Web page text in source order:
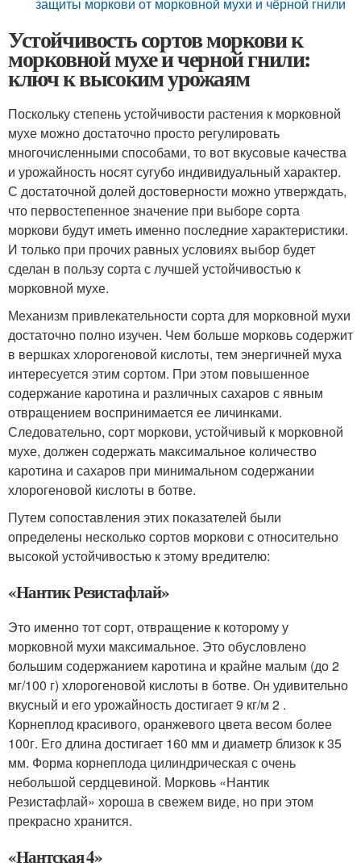
Устойчивость сортов моркови к
морковной мухе и черной гнили:
ключ к высоким урожаям
Поскольку степень устойчивости растения к морковной
мухе можно достаточно просто регулировать
многочисленными способами, то вот вкусовые качества
и урожайность носят сугубо индивидуальный характер.
С достаточной долей достоверности можно утверждать,
что первостепенное значение при выборе сорта
моркови будут иметь именно последние характеристики.
И только при прочих равных условиях выбор будет
сделан в пользу сорта с лучшей устойчивостью к
морковной мухе.
Механизм привлекательности сорта для морковной мухи
достаточно полно изучен. Чем больше морковь содержит
в вершках хлорогеновой кислоты, тем энергичней муха
интересуется этим сортом. При этом повышенное
содержание каротина и различных сахаров с явным
отвращением воспринимается ее личинками.
Следовательно, сорт моркови, устойчивый к морковной
мухе, должен содержать максимальное количество
каротина и сахаров при минимальном содержании
хлорогеновой кислоты в ботве.
Путем сопоставления этих показателей были
определены несколько сортов моркови с относительно
высокой устойчивостью к этому вредителю:
«Нантик Резистафлай»
Это именно тот сорт, отвращение к которому у
морковной мухи максимальное. Это обусловлено
большим содержанием каротина и крайне малым (до 2
мг/100 г) хлорогеновой кислоты в ботве. Он удивительно
вкусный и его урожайность достигает 9 кг/м 2 .
Корнеплод красивого, оранжевого цвета весом более
100г. Его длина достигает 160 мм и диаметр близок к 35
мм. Форма корнеплода цилиндрическая с очень
небольшой сердцевиной. Морковь «Нантик
Резистафлай» хороша в свежем виде, но при этом
прекрасно хранится.
«Нантская 4»